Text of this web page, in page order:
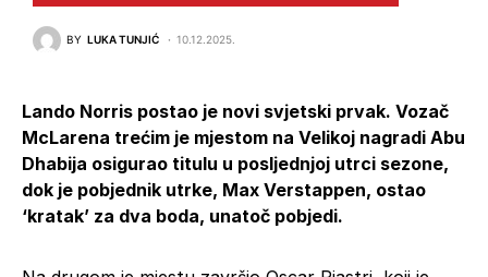
BY LUKA TUNJIĆ 10.12.2025.
Lando Norris postao je novi svjetski prvak. Vozač
McLarena trećim je mjestom na Velikoj nagradi Abu
Dhabija osigurao titulu u posljednjoj utrci sezone,
dok je pobjednik utrke, Max Verstappen, ostao
‘kratak’ za dva boda, unatoč pobjedi.